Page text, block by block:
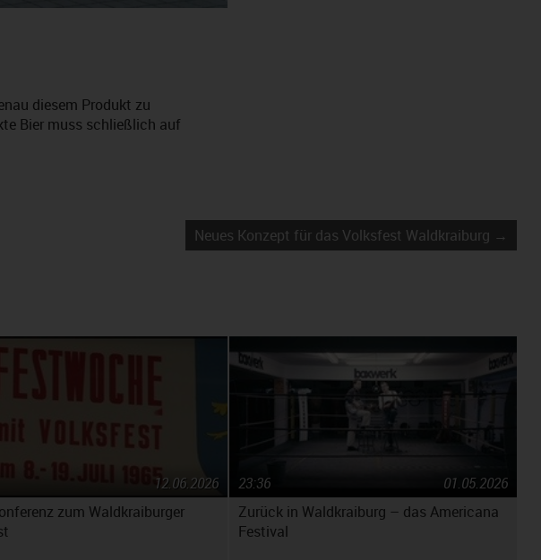
diesem Produkt zu
Bier muss schließlich auf
Neues Konzept für das Volksfest Waldkraiburg →
zum Waldkraiburger
12.06.2026
Zurück in Waldkraiburg – das Americana
Festival
01.05.2026
23:36